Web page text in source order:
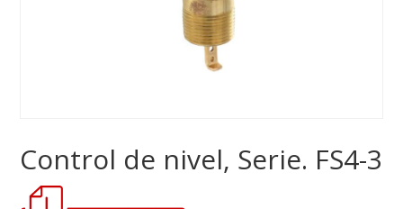
Control de nivel, Serie. FS4-3